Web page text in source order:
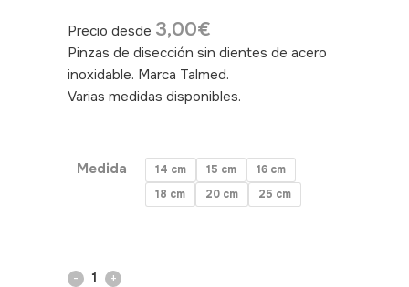
Precio desde 3,00€
Pinzas de disección sin dientes de acero
inoxidable. Marca Talmed.
Varias medidas disponibles.
Medida 14 cm 15 cm
16 cm
18 cm
20 cm 25 cm
Pinza